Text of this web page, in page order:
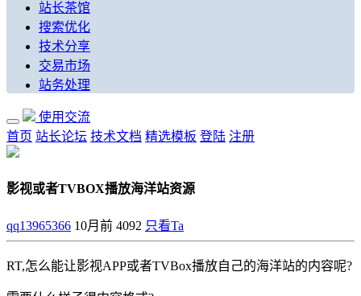
站长茶馆
搜索优化
技术分享
交易市场
站务处理
使用交流
首页 站长论坛 技术文档 精选模板 登陆 注册
影视或者TVBOX播放海洋站资源
qq13965366 10月前 4092 只看Ta
RT,怎么能让影视APP或者TVBox播放自己的海洋站的内容呢?